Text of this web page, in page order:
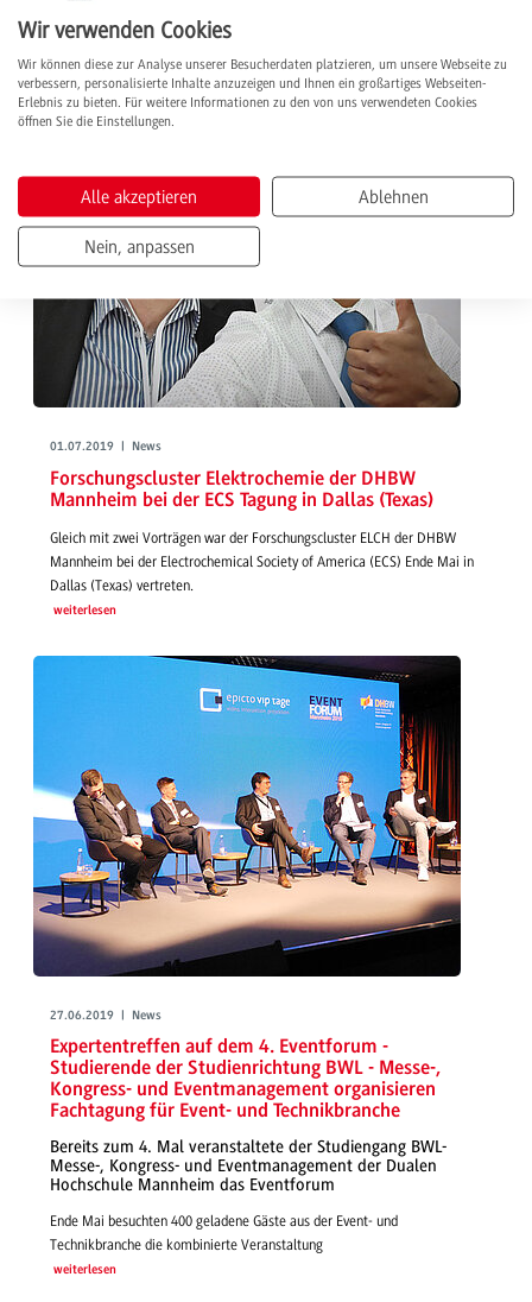
Eyetracking bei Veranstaltungen auseinander.
weiterlesen
01.07.2019 | News
Forschungscluster Elektrochemie der DHBW
Mannheim bei der ECS Tagung in Dallas (Texas)
Gleich mit zwei Vorträgen war der Forschungscluster ELCH der DHBW
Mannheim bei der Electrochemical Society of America (ECS) Ende Mai in
Dallas (Texas) vertreten.
weiterlesen
27.06.2019 | News
Expertentreffen auf dem 4. Eventforum -
Studierende der Studienrichtung BWL - Messe-,
Kongress- und Eventmanagement organisieren
Fachtagung für Event- und Technikbranche
Bereits zum 4. Mal veranstaltete der Studiengang BWL-
Messe-, Kongress- und Eventmanagement der Dualen
Hochschule Mannheim das Eventforum
Ende Mai besuchten 400 geladene Gäste aus der Event- und
Technikbranche die kombinierte Veranstaltung
weiterlesen
Wir verwenden Cookies
Wir können diese zur Analyse unserer Besucherdaten platzieren, um unsere Webseite zu
verbessern, personalisierte Inhalte anzuzeigen und Ihnen ein großartiges Webseiten-
Erlebnis zu bieten. Für weitere Informationen zu den von uns verwendeten Cookies
öffnen Sie die Einstellungen.
Alle akzeptieren Ablehnen
Nein, anpassen